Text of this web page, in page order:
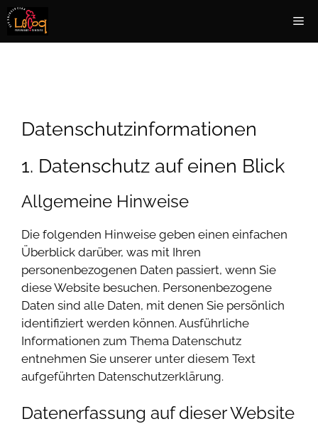
Zum
Inhalt
springen
Datenschutzinformationen
1. Datenschutz auf einen Blick
Allgemeine Hinweise
Die folgenden Hinweise geben einen einfachen
Überblick darüber, was mit Ihren
personenbezogenen Daten passiert, wenn Sie
diese Website besuchen. Personenbezogene
Daten sind alle Daten, mit denen Sie persönlich
identifiziert werden können. Ausführliche
Informationen zum Thema Datenschutz
entnehmen Sie unserer unter diesem Text
aufgeführten Datenschutzerklärung.
Datenerfassung auf dieser Website